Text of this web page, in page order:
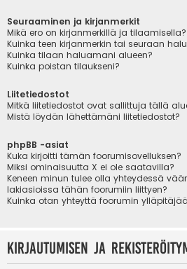
Seuraaminen ja kirjanmerkit
Mikä ero on kirjanmerkillä ja tilaamisella?
Kuinka teen kirjanmerkin tai seuraan
Kuinka tilaan haluamani alueen?
Kuinka poistan tilaukseni?
Liitetiedostot
Mitkä liitetiedostot ovat sallittuja tällä
Mistä löydän lähettämäni liitetiedostot?
phpBB -asiat
Kuka kirjoitti tämän foorumisovelluksen?
Miksi ominaisuutta X ei ole saatavilla?
Keneen minun tulee olla yhteydessä
lakiasioissa tähän foorumiin liittyen?
Kuinka otan yhteyttä foorumin
Kirjautumisen ja